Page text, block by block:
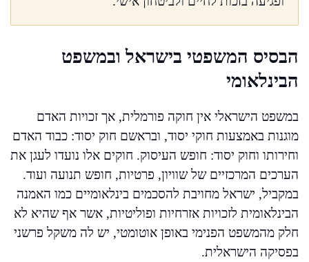
הבסיס המשפטי בישראל ובמשפט
הבינלאומי
במשפט הישראלי אין חוקה פורמלית, אך זכויות האדם
מוגנות באמצעות חוקי יסוד, ובראשם חוק יסוד: כבוד האדם
וחירותו וחוק יסוד: חופש העיסוק. חוקים אלו נועדו לעגן את
הערכים המרכזיים של שוויון, פרטיות, חופש תנועה ועוד.
במקביל, ישראל מחויבת להסכמים בינלאומיים כמו האמנה
הבינלאומית לזכויות אזרחיות ופוליטיות, אשר אף שהיא לא
חלק מהמשפט הפנימי באופן אוטומטי, יש לה משקל פרשני
בפסיקה הישראלית.